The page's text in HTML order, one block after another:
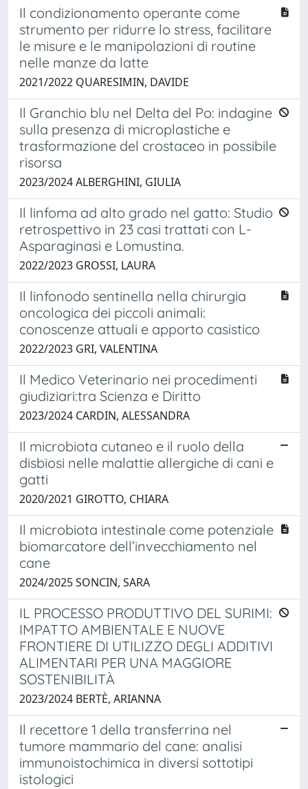
Il condizionamento operante come
strumento per ridurre lo stress, facilitare
le misure e le manipolazioni di routine
nelle manze da latte
2021/2022 QUARESIMIN, DAVIDE
Il Granchio blu nel Delta del Po: indagine
sulla presenza di microplastiche e
trasformazione del crostaceo in possibile
risorsa
2023/2024 ALBERGHINI, GIULIA
Il linfoma ad alto grado nel gatto: Studio
retrospettivo in 23 casi trattati con L-
Asparaginasi e Lomustina.
2022/2023 GROSSI, LAURA
Il linfonodo sentinella nella chirurgia
oncologica dei piccoli animali:
conoscenze attuali e apporto casistico
2022/2023 GRI, VALENTINA
Il Medico Veterinario nei procedimenti
giudiziari:tra Scienza e Diritto
2023/2024 CARDIN, ALESSANDRA
Il microbiota cutaneo e il ruolo della
disbiosi nelle malattie allergiche di cani e
gatti
2020/2021 GIROTTO, CHIARA
Il microbiota intestinale come potenziale
biomarcatore dell’invecchiamento nel
cane
2024/2025 SONCIN, SARA
IL PROCESSO PRODUTTIVO DEL SURIMI:
IMPATTO AMBIENTALE E NUOVE
FRONTIERE DI UTILIZZO DEGLI ADDITIVI
ALIMENTARI PER UNA MAGGIORE
SOSTENIBILITÀ
2023/2024 BERTÈ, ARIANNA
Il recettore 1 della transferrina nel
tumore mammario del cane: analisi
immunoistochimica in diversi sottotipi
istologici